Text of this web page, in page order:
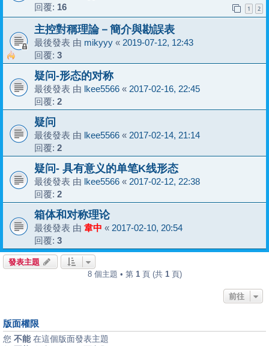
回覆: 16 1 2
主控對稱理論－簡介與勘誤表
最後發表 由 mikyyy « 2019-07-12, 12:43
回覆: 3
疑问-形态的对称
最後發表 由 lkee5566 « 2017-02-16, 22:45
回覆: 2
疑问
最後發表 由 lkee5566 « 2017-02-14, 21:14
回覆: 2
疑问- 具有意义的单笔K线形态
最後發表 由 lkee5566 « 2017-02-12, 22:38
回覆: 2
箱体和对称理论
最後發表 由 韋中 « 2017-02-10, 20:54
回覆: 3
發表主題
8 個主題 • 第 1頁 (共 1頁)
前往
版面權限
您 不能在這個版面發表主題